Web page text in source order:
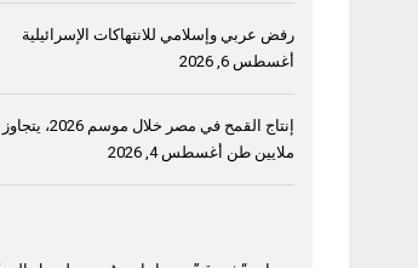
رفض عربي وإسلامي للانتهاكات الإسرائيلية
أغسطس 6, 2026
ملايين طن أغسطس 4, 2026